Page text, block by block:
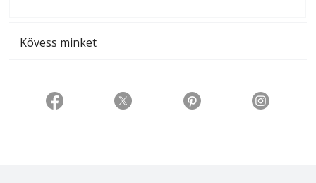
Kövess minket